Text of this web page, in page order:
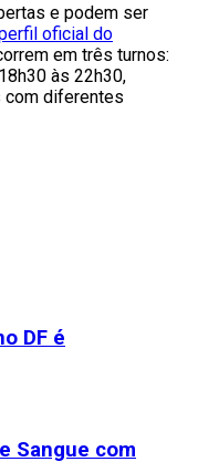
e podem ser
oficial do
em três turnos:
às 22h30,
com diferentes
DF é
Sangue com